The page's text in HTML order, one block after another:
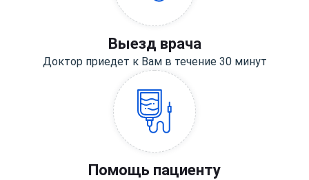
Выезд врача
Доктор приедет к Вам в течение 30 минут
Помощь пациенту